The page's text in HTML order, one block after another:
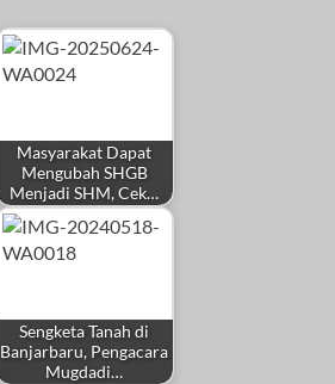
Masyarakat Dapat
Mengubah SHGB
Menjadi SHM, Cek…
Sengketa Tanah di
Banjarbaru, Pengacara
Mugdadi…